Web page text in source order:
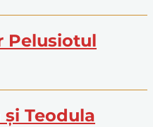
Pelusiotul
și Teodula